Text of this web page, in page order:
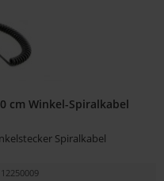
cm Winkel-Spiralkabel
Spiralkabel